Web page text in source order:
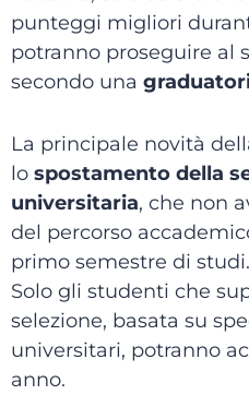
punteggi migliori
potranno proseguire al
secondo una
La principale novità
lo spostamento della
universitaria, che non
del percorso
primo semestre di studi.
Solo gli studenti che
selezione, basata su
universitari, potranno
anno.